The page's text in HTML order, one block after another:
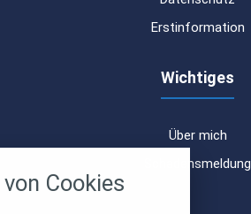
Erstinformation
Wichtiges
Über mich
Schadensmeldung
Cookies
alle verwendeten Cookies und